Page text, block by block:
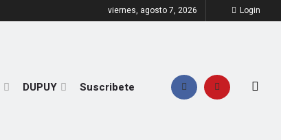
viernes, agosto 7, 2026 Login
DUPUY Suscribete